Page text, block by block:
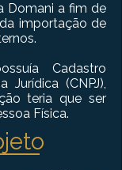
Domani a fim de
importação de
Cadastro
Jurídica (CNPJ),
teria que ser
Física.